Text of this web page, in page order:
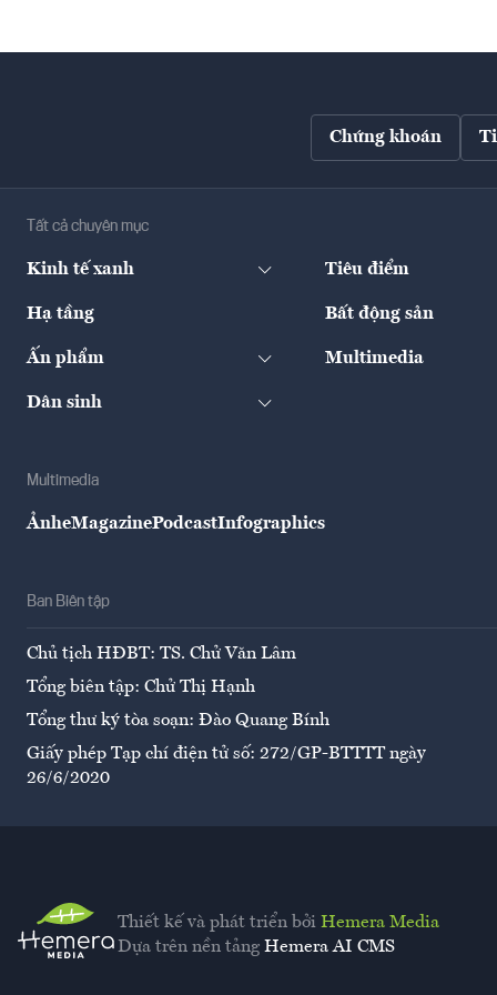
Chứng khoán
Tất cả chuyên mục
Kinh tế xanh Tiêu điểm
Hạ tầng Bất động sản
Ấn phẩm Multimedia
Dân sinh
Multimedia
ẢnheMagazinePodcastInfographics
Ban Biên tập
Chủ tịch HĐBT: TS. Chử Văn Lâm
Tổng biên tập: Chử Thị Hạnh
Tổng thư ký tòa soạn: Đào Quang Bính
Giấy phép Tạp chí điện tử số: 272/GP-BTTTT ngày
26/6/2020
Thiết kế và phát triển bởi Hemera Media
Dựa trên nền tảng Hemera AI CMS